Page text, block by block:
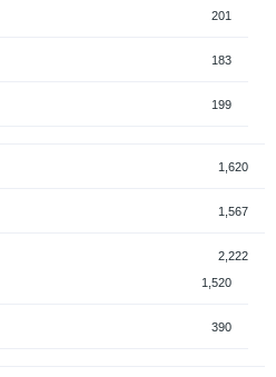
201
183
199
1,620
1,567
2,222
1,520
390